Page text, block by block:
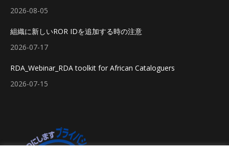
2026-08-05
組織に新しいROR IDを追加する時の注意
2026-07-17
RDA_Webinar_RDA toolkit for African Cataloguers
2026-07-15